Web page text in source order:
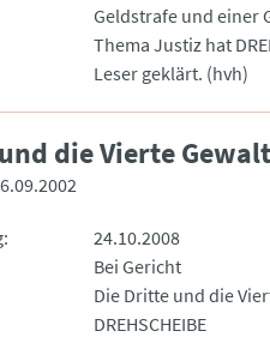
Geldstrafe und einer
Thema Justiz hat
Leser geklärt. (hvh)
die Vierte Gewalt
24.10.2008
Bei Gericht
Die Dritte und die
DREHSCHEIBE